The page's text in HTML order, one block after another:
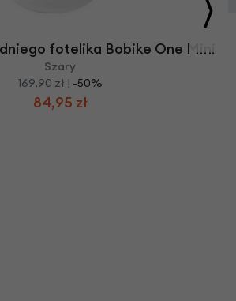
fotelika Bobike One Mini
Szary
169,90 zł | -50%
84,95 zł